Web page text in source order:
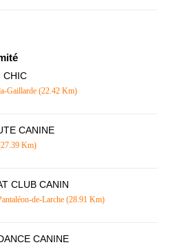
CHIC
Gaillarde (22.42 Km)
CANINE
Km)
CLUB CANIN
de-Larche (28.91 Km)
CANINE